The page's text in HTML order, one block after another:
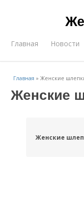
Главная Новости
Главная »Женские
Женские
Женские